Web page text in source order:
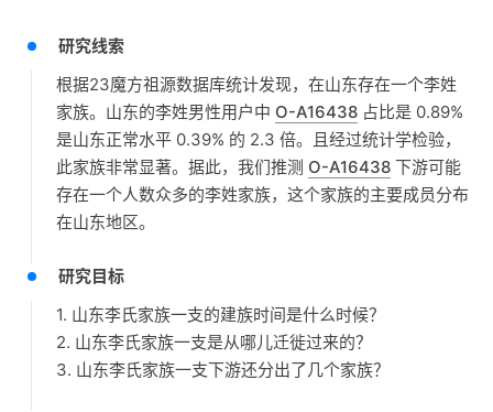
研究线索
根据23魔方祖源数据库统计发现，在山东存在一个李姓
家族。山东的李姓男性用户中 O-A16438 占比是 0.89%
是山东正常水平 0.39% 的 2.3 倍。且经过统计学检验，
此家族非常显著。据此，我们推测 O-A16438 下游可能
存在一个人数众多的李姓家族，这个家族的主要成员分布
在山东地区。
研究目标
1. 山东李氏家族一支的建族时间是什么时候？
2. 山东李氏家族一支是从哪儿迁徙过来的？
3. 山东李氏家族一支下游还分出了几个家族？